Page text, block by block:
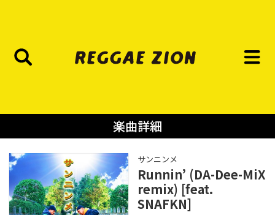
楽曲詳細
サンニンメ
Runnin’ (DA-Dee-MiX
remix) [feat.
SNAFKN]